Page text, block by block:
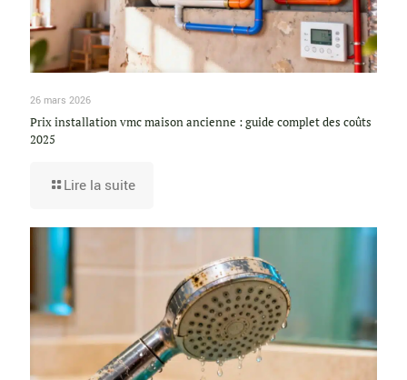
26 mars 2026
Prix installation vmc maison ancienne : guide complet des coûts
2025
Lire la suite